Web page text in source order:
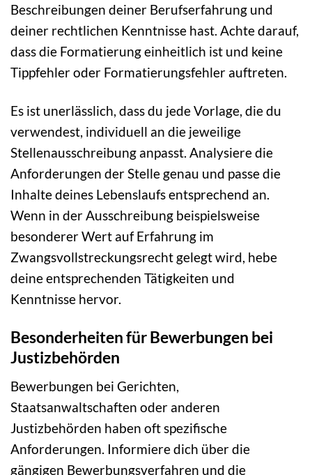
Beschreibungen deiner Berufserfahrung und
deiner rechtlichen Kenntnisse hast. Achte darauf,
dass die Formatierung einheitlich ist und keine
Tippfehler oder Formatierungsfehler auftreten.
Es ist unerlässlich, dass du jede Vorlage, die du
verwendest, individuell an die jeweilige
Stellenausschreibung anpasst. Analysiere die
Anforderungen der Stelle genau und passe die
Inhalte deines Lebenslaufs entsprechend an.
Wenn in der Ausschreibung beispielsweise
besonderer Wert auf Erfahrung im
Zwangsvollstreckungsrecht gelegt wird, hebe
deine entsprechenden Tätigkeiten und
Kenntnisse hervor.
Besonderheiten für Bewerbungen bei
Justizbehörden
Bewerbungen bei Gerichten,
Staatsanwaltschaften oder anderen
Justizbehörden haben oft spezifische
Anforderungen. Informiere dich über die
gängigen Bewerbungsverfahren und die